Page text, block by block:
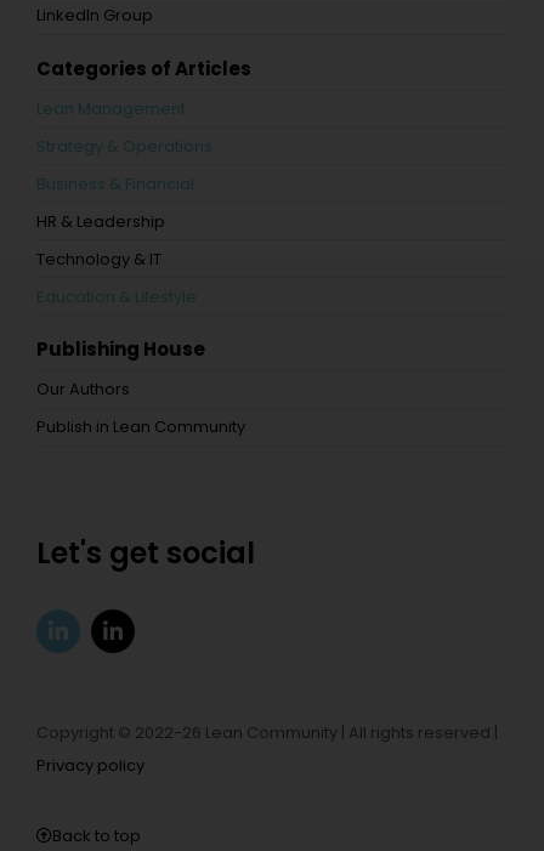
LinkedIn Group
Categories of Articles
Lean Management
Strategy & Operations
Business & Financial
HR & Leadership
Technology & IT
Education & Lifestyle
Publishing House
Our Authors
Publish in Lean Community
Let's get social
Copyright © 2022-26 Lean Community | All rights reserved |
Privacy policy
Back to top